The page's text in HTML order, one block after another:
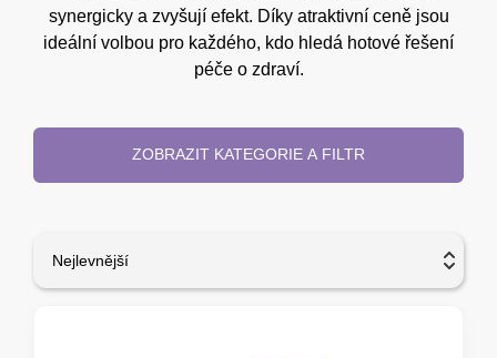
synergicky a zvyšují efekt. Díky atraktivní ceně jsou
ideální volbou pro každého, kdo hledá hotové řešení
péče o zdraví.
ZOBRAZIT KATEGORIE A FILTR
Nejlevnější